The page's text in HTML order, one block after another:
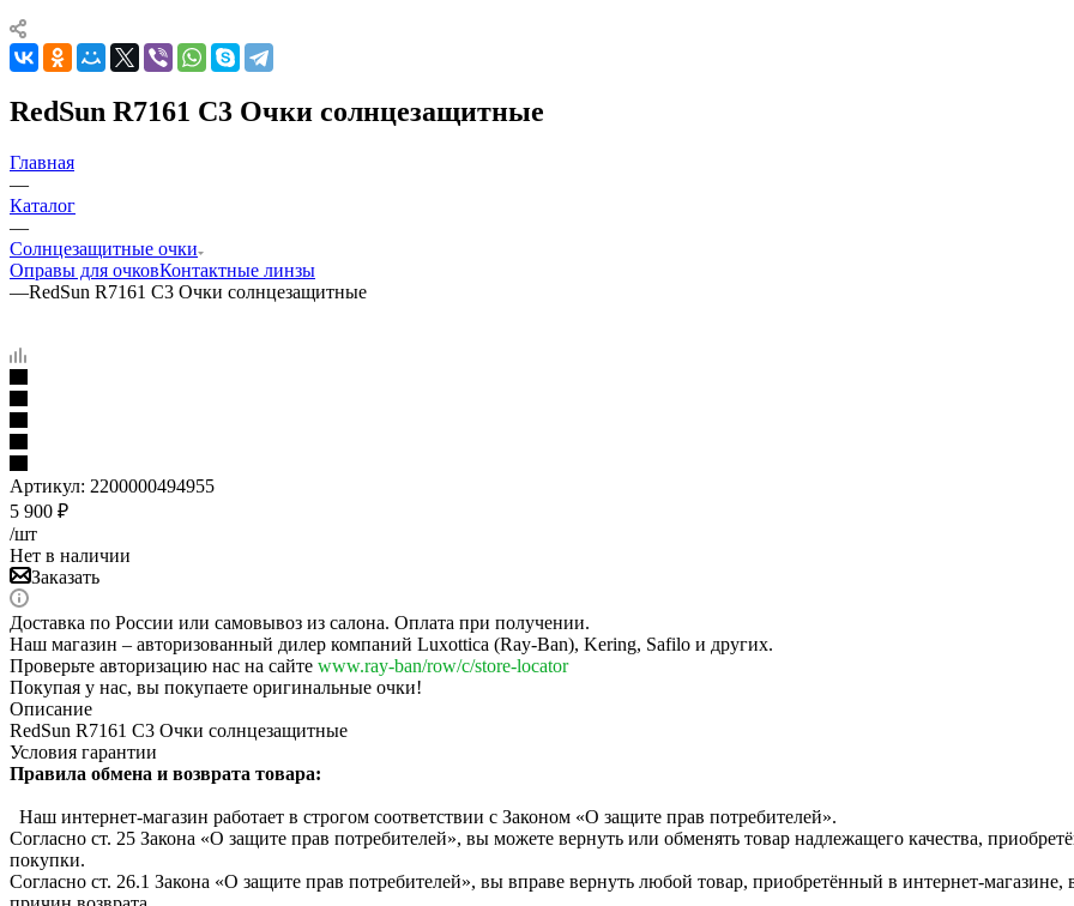
RedSun R7161 C3 Очки солнцезащитные
Главная
—
Каталог
—
Солнцезащитные очки
Оправы для очковКонтактные линзы
—RedSun R7161 C3 Очки солнцезащитные
Артикул: 2200000494955
5 900 ₽
/шт
Нет в наличии
Заказать
Доставка по России или самовывоз из салона. Оплата при получении.
Наш магазин – авторизованный дилер компаний Luxottica (Ray-Ban), Kering, Safilo и других.
Проверьте авторизацию нас на сайте www.ray-ban/row/c/store-locator
Покупая у нас, вы покупаете оригинальные очки!
Описание
RedSun R7161 C3 Очки солнцезащитные
Условия гарантии
Правила обмена и возврата товара:
Наш интернет-магазин работает в строгом соответствии с Законом «О защите прав потребителей».
Согласно ст. 25 Закона «О защите прав потребителей», вы можете вернуть или обменять товар надлежащего качества,
покупки.
Согласно ст. 26.1 Закона «О защите прав потребителей», вы вправе вернуть любой товар, приобретённый в интернет-магазине,